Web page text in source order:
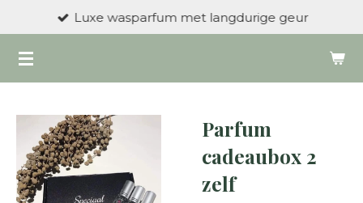
naar
de
Luxe wasparfum met langdurige geur
Parfum
cadeaubox 2
zelf